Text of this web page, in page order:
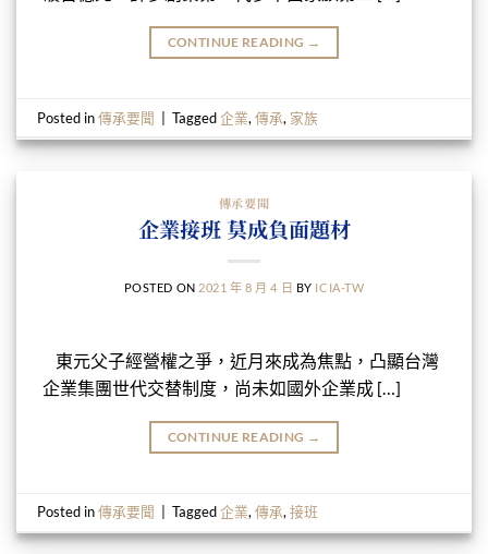
CONTINUE READING →
Posted in傳承要聞 Tagged企業,傳承, 家族
傳承要聞
企業接班 莫成負面題材
POSTED ON 2021 年 8 月 4 日 BY ICIA-TW
東元父子經營權之爭，近月來成為焦點，凸顯台灣
企業集團世代交替制度，尚未如國外企業成 […]
CONTINUE READING →
Posted in傳承要聞 Tagged企業,傳承,接班